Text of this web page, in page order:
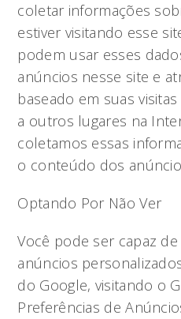
coletar informações
estiver visitando esse
podem usar esses
anúncios nesse site e
baseado em suas
a outros lugares na
coletamos essas
o conteúdo dos
Optando Por Não Ver
Você pode ser capaz
anúncios
do Google, visitando o
Preferências de